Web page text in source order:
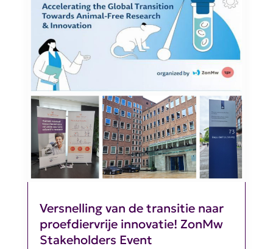
Versnelling van de transitie naar
proefdiervrije innovatie! ZonMw
Stakeholders Event